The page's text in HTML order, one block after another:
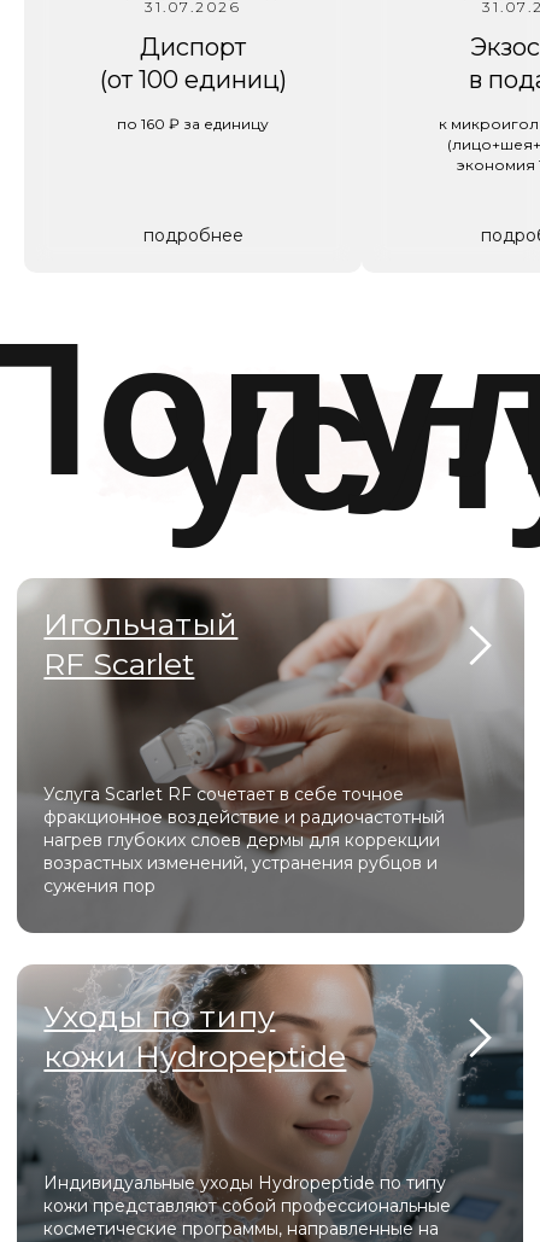
31.07.2026
Диспорт
(от 100 единиц)
по 160 ₽ за единицу
подробнее
в
к
экономия
вернуться снова!
ПОДРОБНЕЕ
Комфортные, хорошо оборудованные
кабинеты
Официальные лицензии и
сертификаты для
оборудования
методики
Эффективные лазерные технологии
для коррекции шрамов, рубцов,
возрастных изменений
Доступные цены
Регулярные скидки и акции для
новых пациентов
с 10-летним опытом